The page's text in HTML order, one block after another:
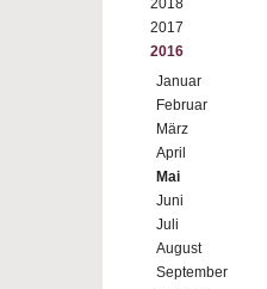
2018
2017
2016
Januar
Februar
März
April
Mai
Juni
Juli
August
September